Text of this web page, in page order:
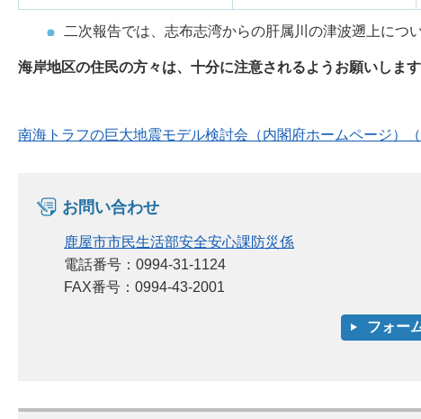
二次報告では、志布志湾からの肝属川の津波遡上につ
海岸地区の住民の方々は、十分に注意されるようお願いします
南海トラフの巨大地震モデル検討会（内閣府ホームページ）
お問い合わせ
鹿屋市市民生活部安全安心課防災係
電話番号：0994-31-1124
FAX番号：0994-43-2001